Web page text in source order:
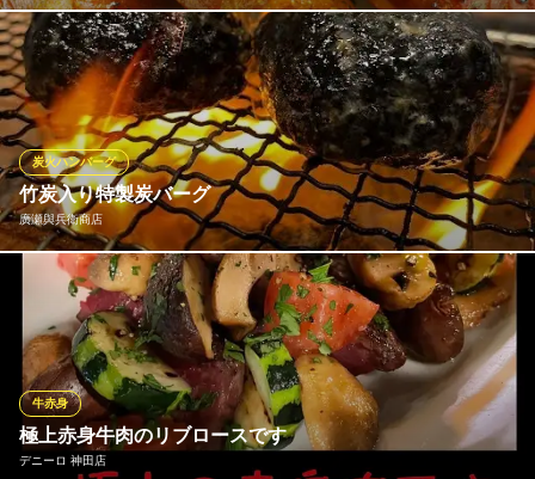
東京都千代田区神田神保町2-11-15 住友商事神保町ビル1F
エスペリア一番人気の『スパイシーポークスペアリブ』やみつき
のスパイシー風味、ジューシーで柔らかく仕上げた、ビール・赤
ワイン・サワー等に抜群に良く合う自慢のメニューです。１本よ
りご注文頂けます。追加のご注文お待ちしておりますよー。
Dining Cafe ESPERIA（エスペリア）
ワイン＆ビアダイニング
地下鉄半蔵門線神保町駅A2出口 徒歩1分
東京都千代田区神田神保町2-4 太平電業ビルB1
竹炭入り特製炭バーグ
廣瀬與兵衛商店
炭火ハンバーグ
炭をコンセプトにした当店では竹炭入りの炭バーグを炭火で焼き
上げてご提供しております。 真っ黒の炭バーグを是非ご賞味くだ
さい。
廣瀬與兵衛商店
炭コンセプトレストラン
地下鉄東西線竹橋駅 徒歩3分
東京都千代田区神田錦町3-17 廣瀬ビル1F
極上赤身牛肉のリブロースです
デニーロ 神田店
牛赤身